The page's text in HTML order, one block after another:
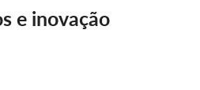
e inovação